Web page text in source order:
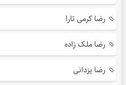
رضا کرمی تارا
رضا ملک زاده
رضا یزدانی